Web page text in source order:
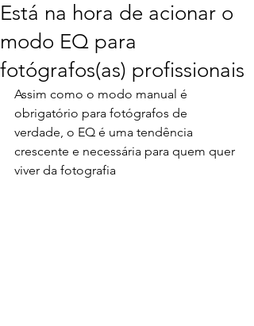
Está na hora de acionar o
modo EQ para
fotógrafos(as) profissionais
Assim como o modo manual é
obrigatório para fotógrafos de
verdade, o EQ é uma tendência
crescente e necessária para quem quer
viver da fotografia